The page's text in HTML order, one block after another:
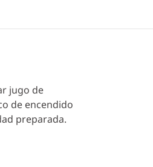
jugo de
de encendido
preparada.